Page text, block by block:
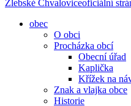
Žlebské Chvaloviceoficiální
obec
O obci
Procházka obcí
Obecní úřad
Kaplička
Křížek na
Znak a vlajka obce
Historie